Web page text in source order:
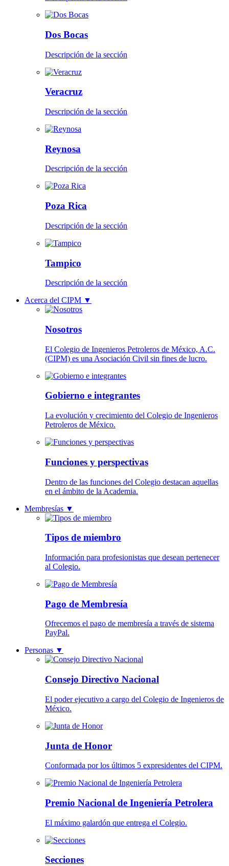
Dos Bocas
Descripción de la sección
Veracruz
Descripción de la sección
Reynosa
Descripción de la sección
Poza Rica
Descripción de la sección
Tampico
Descripción de la sección
Acerca del CIPM ▼
Nosotros
El Colegio de Ingenieros Petroleros de México, A.C.
(CIPM) es una Asociación Civil sin fines de lucro.
Gobierno e integrantes
La evolución y crecimiento del Colegio de Ingenieros
Petroleros de México.
Funciones y perspectivas
Dentro de las funciones del Colegio destacan aquellas
en el ámbito de la Academia.
Membresías ▼
Tipos de miembro
Información para profesionistas que desean pertenecer
al Colegio.
Pago de Membresía
Ofrecemos el pago de membresía a través de sistema
PayPal.
Personas ▼
Consejo Directivo Nacional
El poder ejecutivo a cargo del Colegio de Ingenieros de
México.
Junta de Honor
Conformada por los últimos 5 expresidentes del CIPM.
Premio Nacional de Ingeniería Petrolera
El máximo galardón que entrega el Colegio.
Secciones